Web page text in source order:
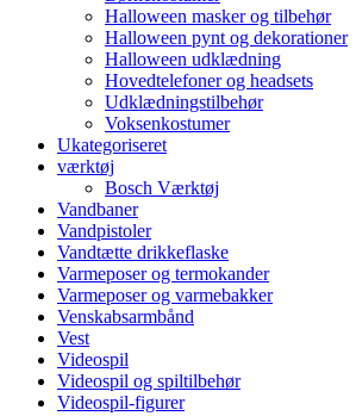
Halloween masker og tilbehør
Halloween pynt og dekorationer
Halloween udklædning
Hovedtelefoner og headsets
Udklædningstilbehør
Voksenkostumer
Ukategoriseret
værktøj
Bosch Værktøj
Vandbaner
Vandpistoler
Vandtætte drikkeflaske
Varmeposer og termokander
Varmeposer og varmebakker
Venskabsarmbånd
Vest
Videospil
Videospil og spiltilbehør
Videospil-figurer